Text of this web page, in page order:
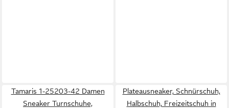
Tamaris 1-25203-42 Damen
Sneaker Turnschuhe,
Plateausneaker, Schnürschuh,
Halbschuh, Freizeitschuh in